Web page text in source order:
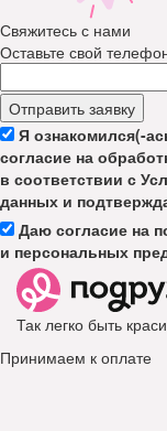
Свяжитесь с нами
Оставьте свой
Отправить заявку
Я ознакомился(-
согласие на
в соответствии с
данных и
Даю согласие на
и персональных
Так легко быть
Принимаем к оплате